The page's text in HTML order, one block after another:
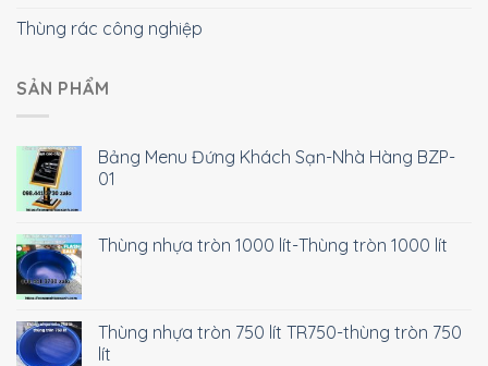
Thùng rác công nghiệp
SẢN PHẨM
Bảng Menu Đứng Khách Sạn-Nhà Hàng BZP-
01
Thùng nhựa tròn 1000 lít-Thùng tròn 1000 lít
Thùng nhựa tròn 750 lít TR750-thùng tròn 750
lít